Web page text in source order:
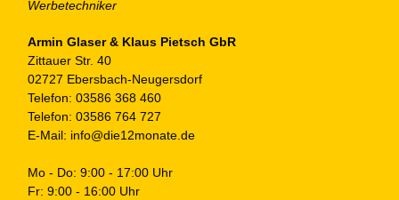
Armin Glaser & Klaus Pietsch GbR
Zittauer Str. 40
02727 Ebersbach-Neugersdorf
Telefon: 03586 368 460
Telefon: 03586 764 727
E-Mail: info@die12monate.de
Mo - Do: 9:00 - 17:00 Uhr
Fr: 9:00 - 16:00 Uhr